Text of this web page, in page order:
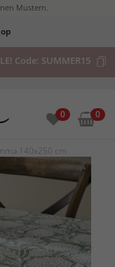
Mustern.
Code: SUMMER15
0 0
140x250 cm